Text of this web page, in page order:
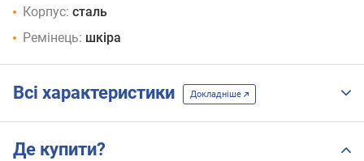
Корпус: сталь
Ремінець: шкіра
Всі характеристики Докладніше
Де купити?